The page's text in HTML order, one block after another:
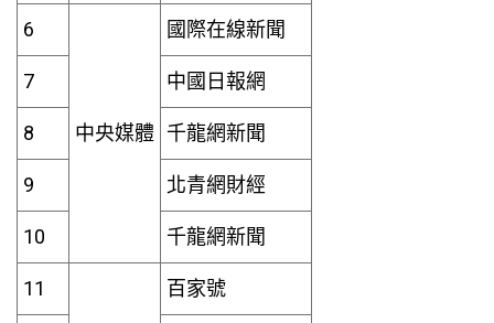
6
中央媒體
國際在線新聞
7 中國日報網
8 千龍網新聞
9 北青網財經
10 千龍網新聞
11 百家號